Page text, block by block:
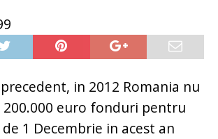
in 2012 Romania nu
200.000 euro fonduri pentru
1 Decembrie in acest an